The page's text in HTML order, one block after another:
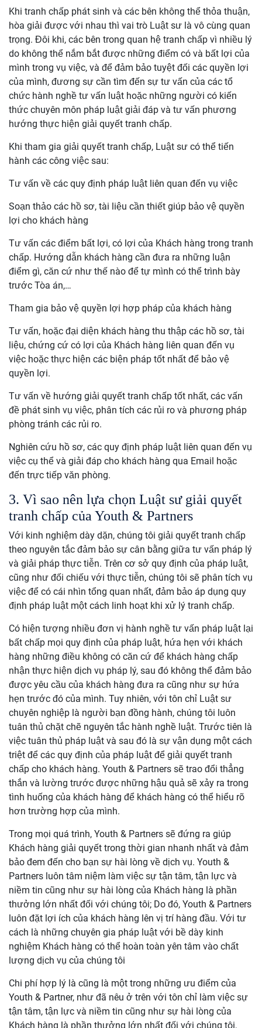
Khi tranh chấp phát sinh và các bên không thể thỏa thuận,
hòa giải được với nhau thì vai trò Luật sư là vô cùng quan
trọng. Đôi khi, các bên trong quan hệ tranh chấp vì nhiều lý
do không thể nắm bắt được những điểm có và bất lợi của
mình trong vụ việc, và để đảm bảo tuyệt đối các quyền lợi
của mình, đương sự cần tìm đến sự tư vấn của các tổ
chức hành nghề tư vấn luật hoặc những người có kiến
thức chuyên môn pháp luật giải đáp và tư vấn phương
hướng thực hiện giải quyết tranh chấp.
Khi tham gia giải quyết tranh chấp, Luật sư có thể tiến
hành các công việc sau:
Tư vấn về các quy định pháp luật liên quan đến vụ việc
Soạn thảo các hồ sơ, tài liệu cần thiết giúp bảo vệ quyền
lợi cho khách hàng
Tư vấn các điểm bất lợi, có lợi của Khách hàng trong tranh
chấp. Hướng dẫn khách hàng cần đưa ra những luận
điểm gì, căn cứ như thế nào để tự mình có thể trình bày
trước Tòa án,…
Tham gia bảo vệ quyền lợi hợp pháp của khách hàng
Tư vấn, hoặc đại diện khách hàng thu thập các hồ sơ, tài
liệu, chứng cứ có lợi của Khách hàng liên quan đến vụ
việc hoặc thực hiện các biện pháp tốt nhất để bảo vệ
quyền lợi.
Tư vấn về hướng giải quyết tranh chấp tốt nhất, các vấn
đề phát sinh vụ việc, phân tích các rủi ro và phương pháp
phòng tránh các rủi ro.
Nghiên cứu hồ sơ, các quy định pháp luật liên quan đến vụ
việc cụ thể và giải đáp cho khách hàng qua Email hoặc
đến trực tiếp văn phòng.
3. Vì sao nên lựa chọn Luật sư giải quyết
tranh chấp của Youth & Partners
Với kinh nghiệm dày dặn, chúng tôi giải quyết tranh chấp
theo nguyên tắc đảm bảo sự cân bằng giữa tư vấn pháp lý
và giải pháp thực tiễn. Trên cơ sở quy định của pháp luật,
cũng như đối chiếu với thực tiễn, chúng tôi sẽ phân tích vụ
việc để có cái nhìn tổng quan nhất, đảm bảo áp dụng quy
định pháp luật một cách linh hoạt khi xử lý tranh chấp.
Có hiện tượng nhiều đơn vị hành nghề tư vấn pháp luật lại
bất chấp mọi quy định của pháp luật, hứa hẹn với khách
hàng những điều không có căn cứ để khách hàng chấp
nhận thực hiện dịch vụ pháp lý, sau đó không thể đảm bảo
được yêu cầu của khách hàng đưa ra cũng như sự hứa
hẹn trước đó của mình. Tuy nhiên, với tôn chỉ Luật sư
chuyên nghiệp là người bạn đồng hành, chúng tôi luôn
tuân thủ chặt chẽ nguyên tắc hành nghề luật. Trước tiên là
việc tuân thủ pháp luật và sau đó là sự vận dụng một cách
triệt để các quy định của pháp luật để giải quyết tranh
chấp cho khách hàng. Youth & Partners sẽ trao đổi thẳng
thắn và lường trước được những hậu quả sẽ xảy ra trong
tình huống của khách hàng để khách hàng có thể hiểu rõ
hơn trường hợp của mình.
Trong mọi quá trình, Youth & Partners sẽ đứng ra giúp
Khách hàng giải quyết trong thời gian nhanh nhất và đảm
bảo đem đến cho bạn sự hài lòng về dịch vụ. Youth &
Partners luôn tâm niệm làm việc sự tận tâm, tận lực và
niềm tin cũng như sự hài lòng của Khách hàng là phần
thưởng lớn nhất đối với chúng tôi; Do đó, Youth & Partners
luôn đặt lợi ích của khách hàng lên vị trí hàng đầu. Với tư
cách là những chuyên gia pháp luật với bề dày kinh
nghiệm Khách hàng có thể hoàn toàn yên tâm vào chất
lượng dịch vụ của chúng tôi
Chi phí hợp lý là cũng là một trong những ưu điểm của
Youth & Partner, như đã nêu ở trên với tôn chỉ làm việc sự
tận tâm, tận lực và niềm tin cũng như sự hài lòng của
Khách hàng là phần thưởng lớn nhất đối với chúng tôi,